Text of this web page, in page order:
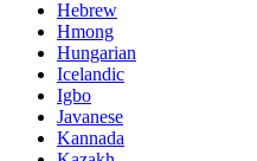
Hebrew
Hmong
Hungarian
Icelandic
Igbo
Javanese
Kannada